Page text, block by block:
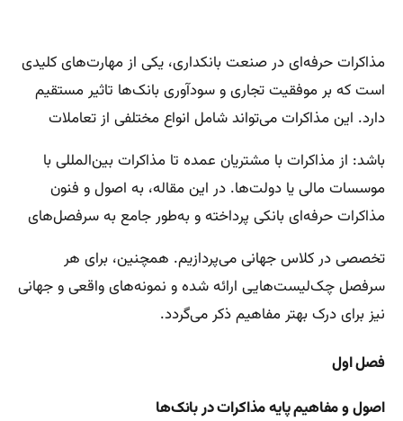
مذاکرات حرفه‌ای در صنعت بانکداری، یکی از مهارت‌های کلیدی
است که بر موفقیت تجاری و سودآوری بانک‌ها تاثیر مستقیم
دارد. این مذاکرات می‌تواند شامل انواع مختلفی از تعاملات
باشد: از مذاکرات با مشتریان عمده‌ تا مذاکرات بین‌المللی با
موسسات مالی یا دولت‌ها. در این مقاله، به اصول و فنون
مذاکرات حرفه‌ای بانکی پرداخته و به‌طور جامع به سرفصل‌های
تخصصی در کلاس جهانی می‌پردازیم. همچنین، برای هر
سرفصل چک‌لیست‌هایی ارائه شده و نمونه‌های واقعی و جهانی
نیز برای درک بهتر مفاهیم ذکر می‌گردد.
فصل اول
اصول و مفاهیم پایه مذاکرات در بانک‌ها